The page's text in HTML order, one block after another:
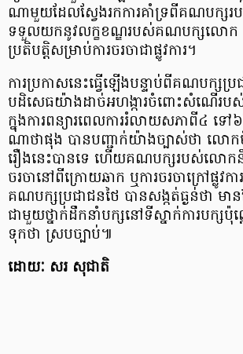
ណាមួយដែលស្វែងរកការគាំទ្រពីគណបក្ស
ទទួលយកនូវលក្ខខណ្ឌរបស់គណបក្សលោក
ប្រតិបត្តិសម្រាប់ការចរចាជាផ្លូវការ។
ការប្រកាសនេះធ្វើឡើងបន្ទាប់ពីគណបក្សប្
បដិសេធយ៉ាងដាច់អហង្ការចំពោះសំណើរ
ក្នុងការពន្យារពេលការរំលាយសភាពី៤ ទ
ណាថាផុង បានបញ្ជាក់យ៉ាងច្បាស់ថា លោ
រឿងនេះបានទេ ហើយគណបក្សរបស់លោក
ចរចានៅពីក្រោយឆាក ឬការចរចាក្រៅផ្លូវ
គណបក្សប្រជាជនថៃ បានសង្កត់ធ្ងន់ថា មានត
ជាមួយថ្នាក់ដឹកនាំបក្សនៅទីស្នាក់ការបក្សប៉ុ
ទុកថា ស្របច្បាប់៕
ដោយៈ សរ សុជាតិ